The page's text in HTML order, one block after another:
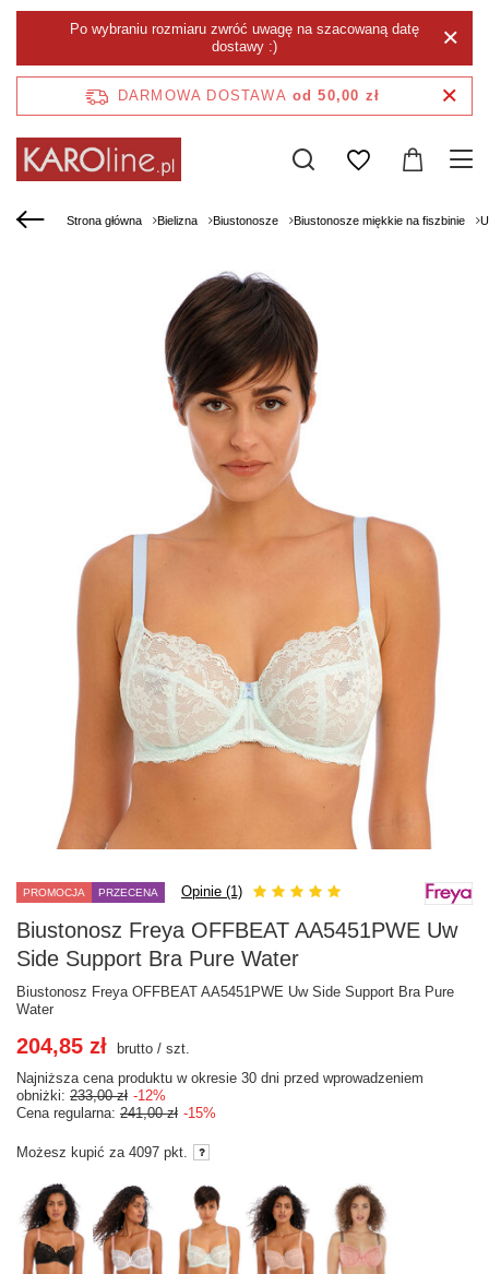
Po wybraniu rozmiaru zwróć uwagę na szacowaną datę
dostawy :)
DARMOWA DOSTAWA od 50,00 zł
Strona główna Bielizna Biustonosze Biustonosze miękkie na fiszbinie
PROMOCJA PRZECENA Opinie (1)
Biustonosz Freya OFFBEAT AA5451PWE Uw
Side Support Bra Pure Water
Biustonosz Freya OFFBEAT AA5451PWE Uw Side Support Bra Pure
Water
204,85 zł brutto / szt.
Najniższa cena produktu w okresie 30 dni przed wprowadzeniem
obniżki: 233,00 zł -12%
Cena regularna: 241,00 zł -15%
Możesz kupić za 4097 pkt.